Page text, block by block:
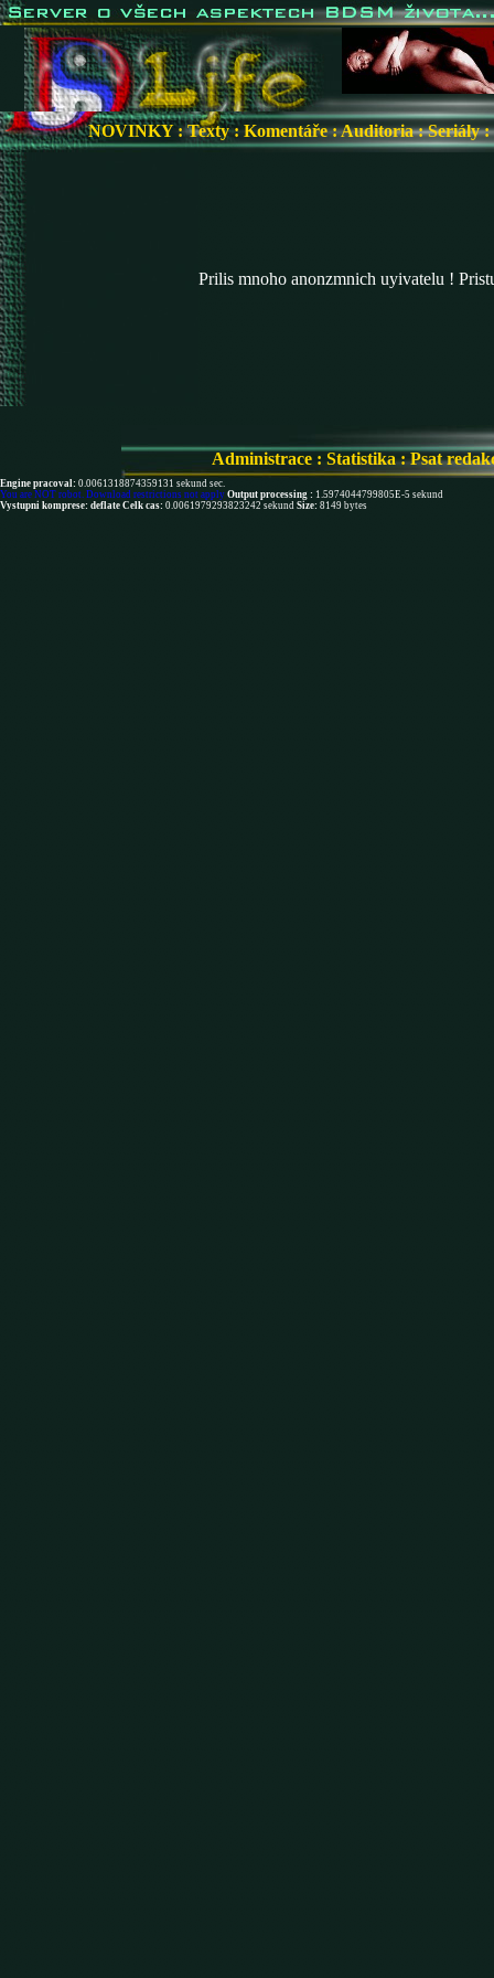
NOVINKY:Texty: Komentáře:Auditoria:Seriály:
Prilis mnoho anonzmnich uyivatelu !
Administrace : Statistika:Psat
Engine pracoval: 0.0061318874359131 sekund sec.
You are NOT robot. Download restrictions not apply Output processing : 1.5974044799805E-5 sekund
Vystupni komprese: deflate Celk cas: 0.0061979293823242 sekund Size: 8149 bytes